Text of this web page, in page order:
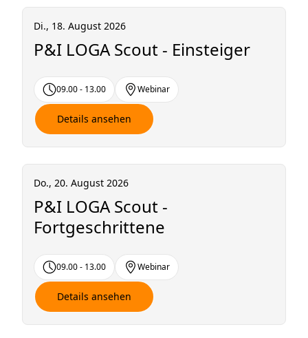
Di., 18. August 2026
P&I LOGA Scout - Einsteiger
09.00 - 13.00 Webinar
Details ansehen
Do., 20. August 2026
P&I LOGA Scout -
Fortgeschrittene
09.00 - 13.00 Webinar
Details ansehen